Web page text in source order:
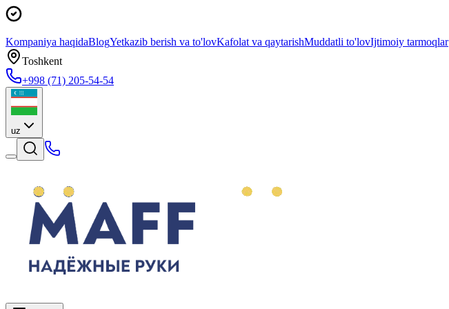
Kompaniya haqidaBlogYetkazib berish va to'lovKafolat va qaytarishMuddatli to'lovIjtimoiy tarmoqlar
Toshkent
+998 (71) 205-54-54
uz